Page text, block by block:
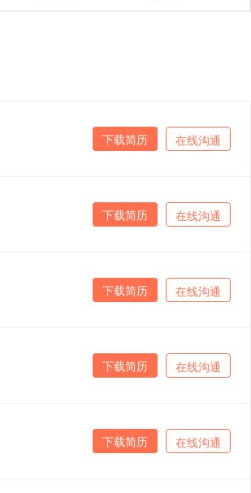
在线沟通
下载简历
在线沟通
下载简历
在线沟通
下载简历
在线沟通
下载简历
在线沟通
下载简历